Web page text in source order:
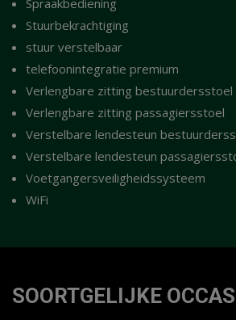
Stuurbekrachtiging
stuur verstelbaar
telefoonintegratie premium
Verlengbare zitting bestuurdersstoel
Verlengbare zitting passagiersstoel
Verstelbare lendesteun
Verstelbare lendesteun
Voetgangersveiligheidssysteem
WiFi
SOORTGELIJKE